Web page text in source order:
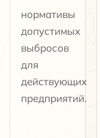
нормативы
допустимых
выбросов
для
действующих
предприятий.